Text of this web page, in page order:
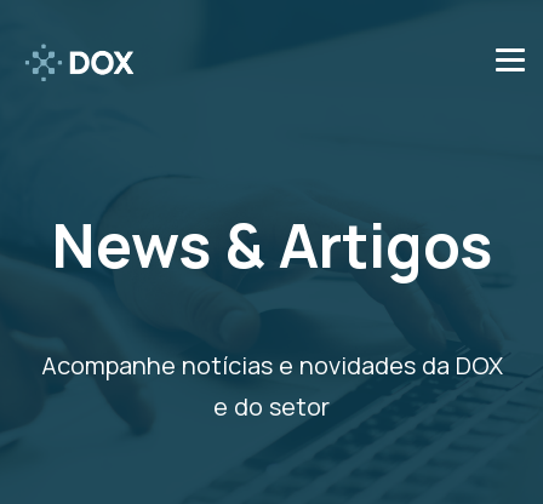
News & Artigos
Acompanhe notícias e novidades da DOX
e do setor